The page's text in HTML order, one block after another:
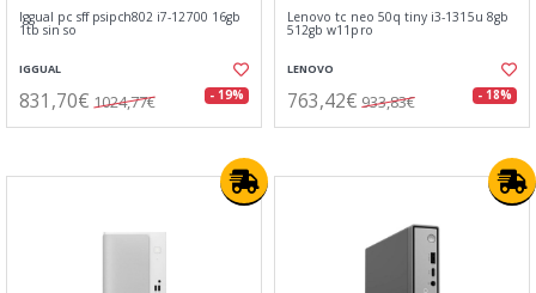
Iggual pc sff psipch802 i7-12700 16gb
1tb sin so
IGGUAL
831,70€ 1024,77€ - 19%
Lenovo tc neo 50q tiny i3-1315u 8gb
512gb w11pro
LENOVO
763,42€ 933,83€ - 18%